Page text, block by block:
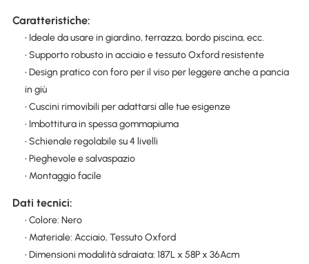
Caratteristiche:
• Ideale da usare in giardino, terrazza, bordo piscina, ecc.
• Supporto robusto in acciaio e tessuto Oxford resistente
• Design pratico con foro per il viso per leggere anche a pancia
in giù
• Cuscini rimovibili per adattarsi alle tue esigenze
• Imbottitura in spessa gommapiuma
• Schienale regolabile su 4 livelli
• Pieghevole e salvaspazio
• Montaggio facile
Dati tecnici:
• Colore: Nero
• Materiale: Acciaio, Tessuto Oxford
• Dimensioni modalità sdraiata: 187L x 58P x 36Acm